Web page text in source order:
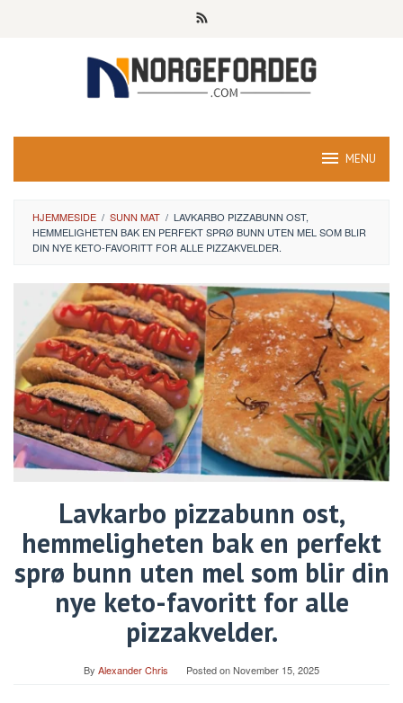
MENU
HJEMMESIDE / SUNN MAT / LAVKARBO PIZZABUNN OST,
HEMMELIGHETEN BAK EN PERFEKT SPRØ BUNN UTEN MEL SOM BLIR
DIN NYE KETO-FAVORITT FOR ALLE PIZZAKVELDER.
Lavkarbo pizzabunn ost,
hemmeligheten bak en perfekt
sprø bunn uten mel som blir din
nye keto-favoritt for alle
pizzakvelder.
By Alexander Chris Posted onNovember 15, 2025